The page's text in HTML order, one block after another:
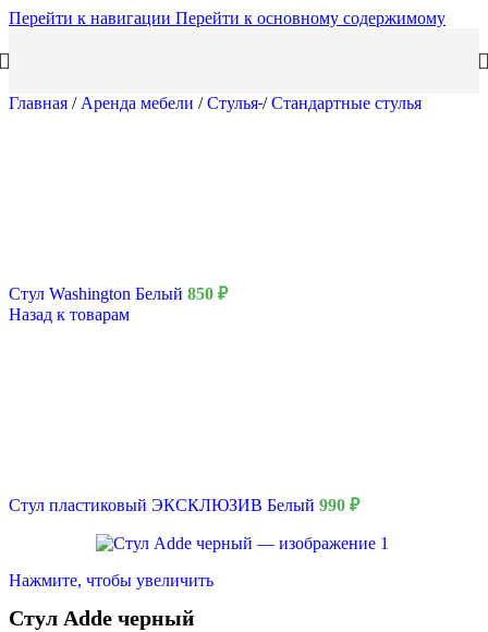
Перейти к навигации Перейти к основному содержимому
Главная / Аренда мебели / Стулья/ Стандартные стулья
Стул Washington Белый 850 ₽
Назад к товарам
Стул пластиковый ЭКСКЛЮЗИВ Белый 990 ₽
Нажмите, чтобы увеличить
Стул Adde черный